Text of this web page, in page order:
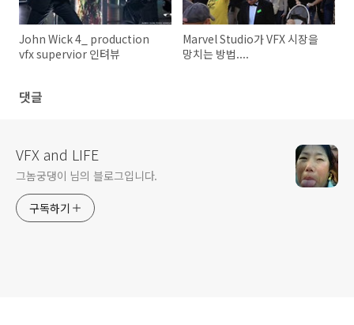
John Wick 4_ production
vfx supervior 인텨뷰
Marvel Studio가 VFX 시장을
망치는 방법....
댓글
VFX and LIFE
그놈궁댕이 님의 블로그입니다.
구독하기